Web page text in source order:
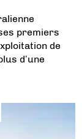
premiers
de
d’une